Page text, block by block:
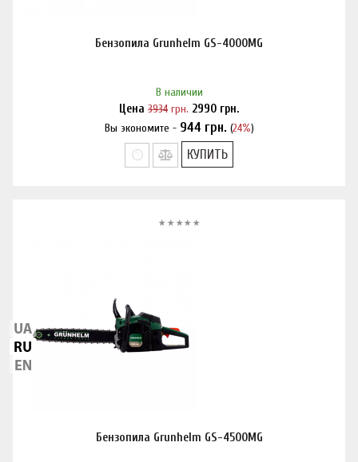
Бензопила Grunhelm GS-4000MG
В наличии
Цена 3934 грн. 2990 грн.
Вы экономите - 944 грн. (24%)
Нашли дешевле?
КУПИТЬ
Бензопила Grunhelm GS-4500MG